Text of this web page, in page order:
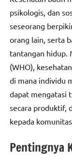
psikologis, dan
seseorang
orang lain, serta
tantangan hidup.
(WHO),
di mana individu
dapat mengatasi
secara produktif,
kepada
Pentingnya